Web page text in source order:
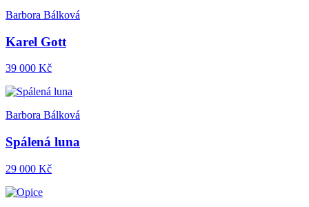
Barbora Bálková
Karel Gott
39 000 Kč
Barbora Bálková
Spálená luna
29 000 Kč